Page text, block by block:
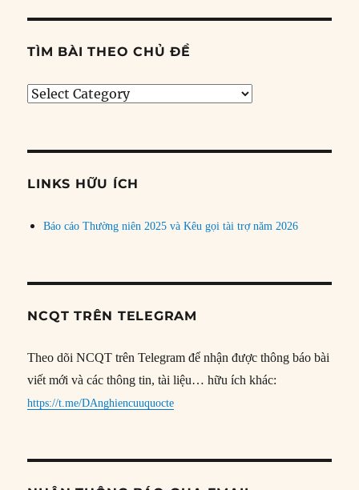
TÌM BÀI THEO CHỦ ĐỀ
Tìm
đề
LINKS HỮU ÍCH
Báo cáo Thường niên 2025 và Kêu gọi tài trợ năm 2026
NCQT TRÊN TELEGRAM
Theo dõi NCQT trên Telegram để nhận được thông báo bài
viết mới và các thông tin, tài liệu… hữu ích khác:
https://t.me/DAnghiencuuquocte